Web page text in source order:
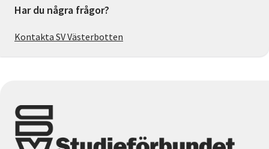
Har du några frågor?
Kontakta SV Västerbotten